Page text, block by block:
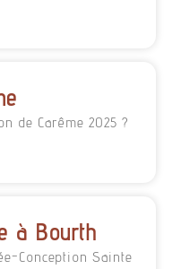
de Carême 2025 ?
à Bourth
Conception Sainte